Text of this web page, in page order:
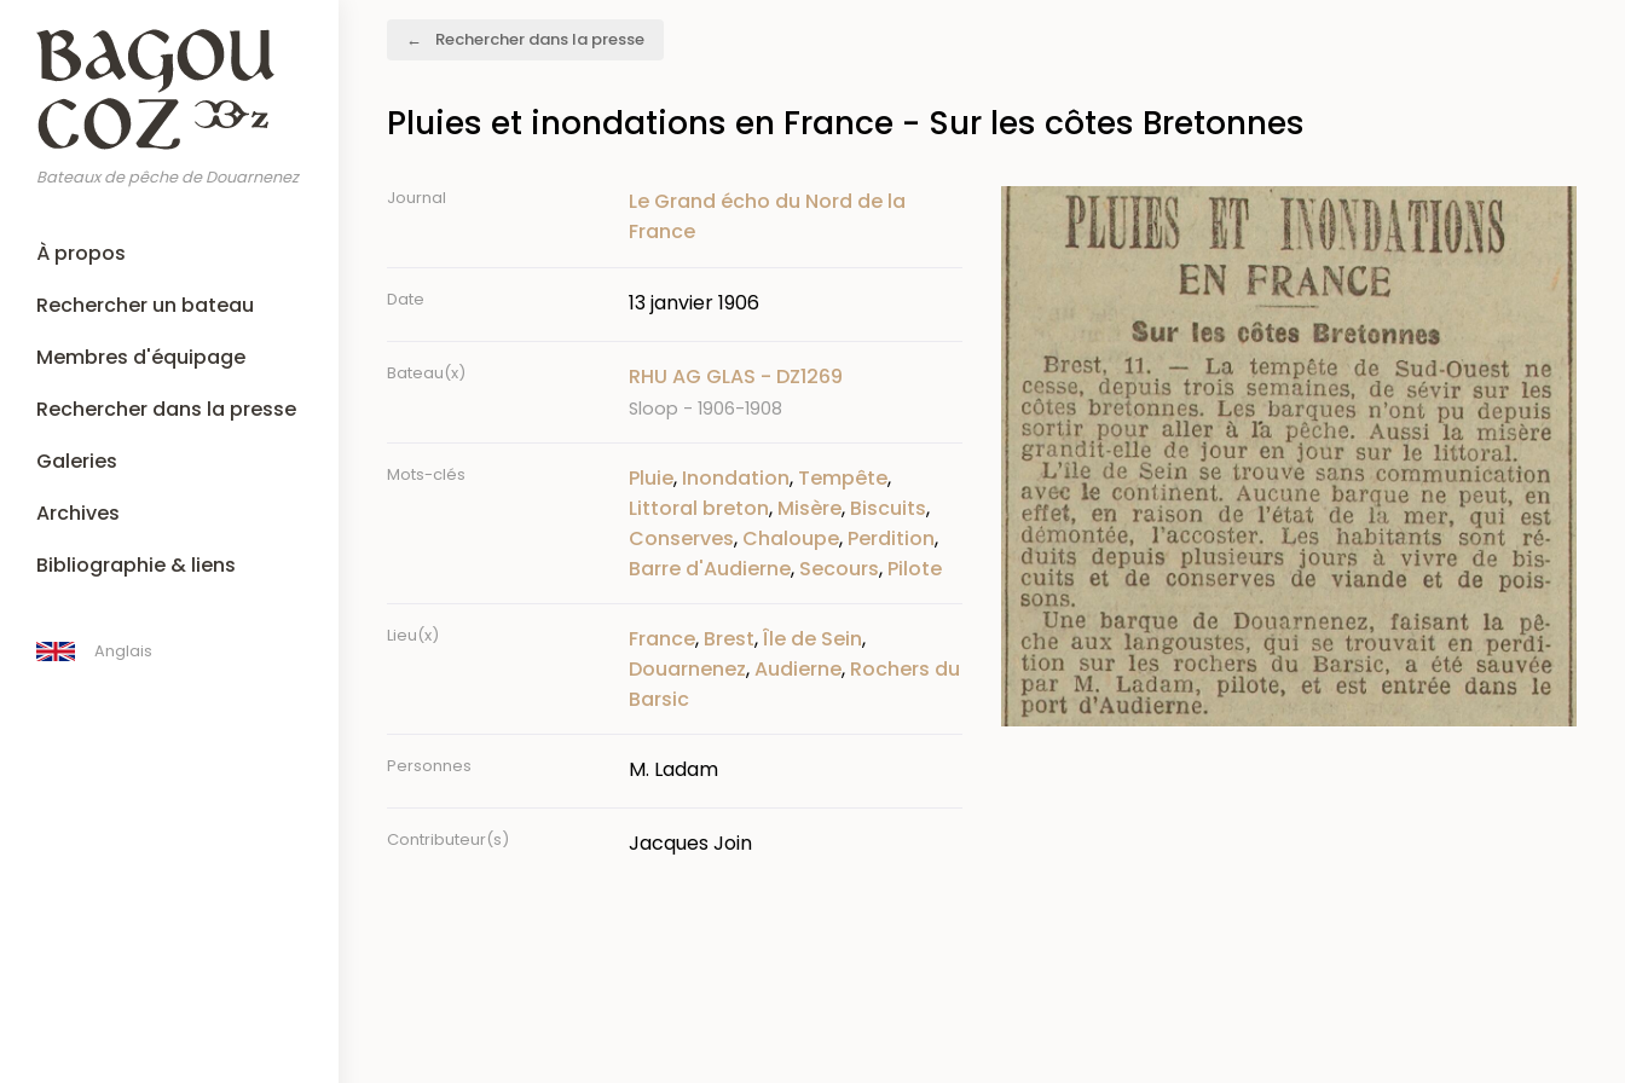
contenu
principal
Bateaux de pêche de Douarnenez
Main
navigation
À propos
Rechercher un bateau
Membres d'équipage
Rechercher dans la presse
Galeries
Archives
Bibliographie & liens
Anglais
Rechercher dans la presse
Pluies et inondations en France - Sur les côtes Bretonnes
Journal
Le Grand écho du Nord de la
France
Date 13 janvier 1906
Bateau(x) RHU AG GLAS - DZ1269
Sloop - 1906-1908
Mots-clés Pluie, Inondation, Tempête,
Littoral breton, Misère, Biscuits,
Conserves, Chaloupe, Perdition,
Barre d'Audierne, Secours, Pilote
Lieu(x) France, Brest,Île de Sein,
Douarnenez,Audierne, Rochers du
Barsic
Personnes M. Ladam
Contributeur(s) Jacques Join
Image